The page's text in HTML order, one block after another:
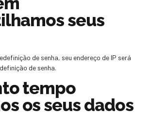
seus
de senha, seu endereço de IP será
de senha.
tempo
os seus dados